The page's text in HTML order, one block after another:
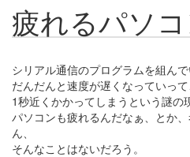
疲れるパソ
シリアル通信のプログラムを組ん
だんだんと速度が遅くなっていっ
1秒近くかかってしまうという謎の
パソコンも疲れるんだなぁ、とか
ん、
そんなことはないだろう。